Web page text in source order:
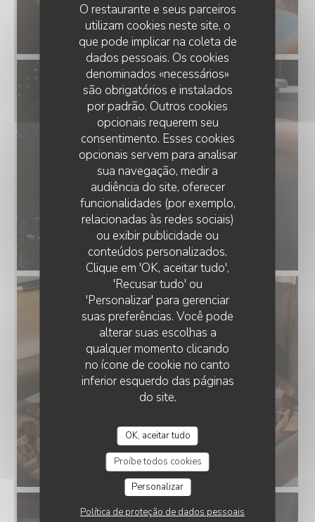
O restaurante e seus parceiros
utilizam cookies neste site, o
que pode implicar na coleta de
dados pessoais. Os cookies
denominados «necessários»
são obrigatórios e instalados
por padrão. Outros cookies
opcionais requerem seu
consentimento. Esses cookies
opcionais servem para analisar
sua navegação, medir a
audiência do site, oferecer
funcionalidades (por exemplo,
relacionadas às redes sociais)
ou exibir publicidade ou
conteúdos personalizados.
Clique em 'OK, aceitar tudo',
'Recusar tudo' ou
'Personalizar' para gerenciar
suas preferências. Você pode
alterar suas escolhas a
qualquer momento clicando
no ícone de cookie no canto
inferior esquerdo das páginas
do site.
OK, aceitar tudo
Proíbe todos cookies
Personalizar
Política de proteção de dados pessoais